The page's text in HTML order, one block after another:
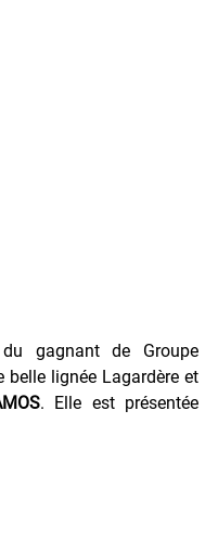
belle lignée Lagardère et
. Elle est présentée